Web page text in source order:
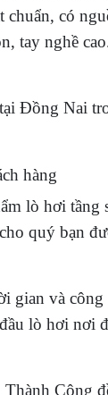
chuẩn, có
tay nghề
Đồng Nai
hàng
lò hơi tầng
quý bạn
gian và công
lò hơi nơi
Công